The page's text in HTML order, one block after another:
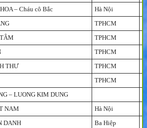
– Cháu cô Bắc Hà Nội
TPHCM
TPHCM
TPHCM
THƯ TPHCM
TPHCM
– LUONG KIM DUNG
NAM Hà Nội
DANH Ba Hiệp